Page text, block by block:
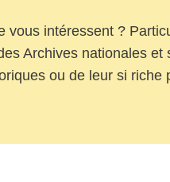
vous intéressent ?
Archives nationales et
ou de leur si riche